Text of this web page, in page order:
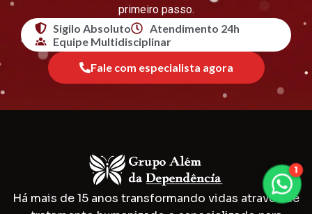
primeiro passo.
Sigilo Absoluto
Atendimento 24h
Equipe Multidisciplinar
Fale com especialista agora
Há mais de 15 anos transformando vidas através de
1